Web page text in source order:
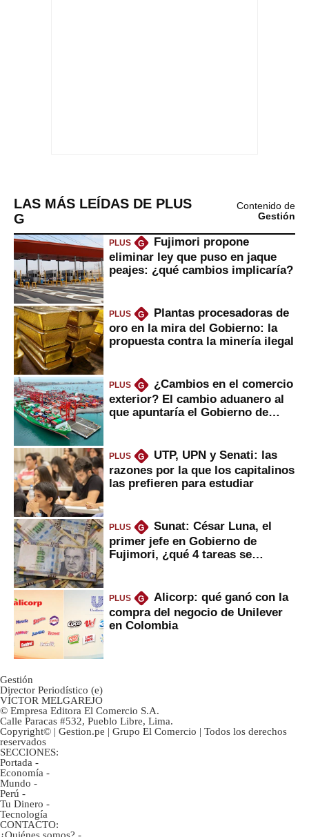
LAS MÁS LEÍDAS DE PLUS
G
Contenido de
Gestión
PLUS G
Fujimori propone
eliminar ley que puso en jaque
peajes: ¿qué cambios implicaría?
PLUS G
Plantas procesadoras de
oro en la mira del Gobierno: la
propuesta contra la minería ilegal
PLUS G
¿Cambios en el comercio
exterior? El cambio aduanero al
que apuntaría el Gobierno de
PLUS G
UTP, UPN y Senati: las
razones por la que los capitalinos
las prefieren para estudiar
PLUS G
Sunat: César Luna, el
primer jefe en Gobierno de
Fujimori, ¿qué 4 tareas se
PLUS G
Alicorp: qué ganó con la
compra del negocio de Unilever
en Colombia
Gestión
Director Periodístico (e)
VÍCTOR MELGAREJO
© Empresa Editora El Comercio S.A.
Calle Paracas #532, Pueblo Libre, Lima.
Copyright© | Gestion.pe | Grupo El Comercio | Todos los derechos
reservados
SECCIONES:
Portada -
Economía -
Mundo -
Perú -
Tu Dinero -
Tecnología
CONTACTO: